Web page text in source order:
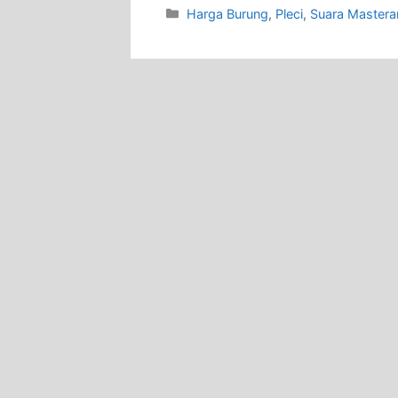
Categories
Harga Burung, Pleci, Suara